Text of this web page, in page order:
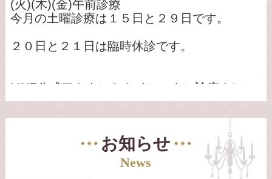
(火)(木)(金)午前診療
今月の土曜診療は１５日と２９日です。
２０日と２１日は臨時休診です。
LINE公式アカウントやインスタに診療カレン
ダーを載せています。
予約なしで狂犬病ワクチン、混合ワクチン、
接種できますのでご利用ください。
お知らせ
News